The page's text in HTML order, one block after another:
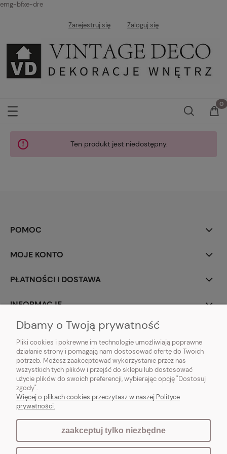
emg-bfxe-dre
Zarejestruj się Zaloguj się
Ten produkt jest niedostępny.
POMOC
MOJE KONTO
PŁATNOŚCI I DOSTAWA
INFORMACJE
O NAS
Vintagedeco.pl - sklep internetowy - meble i artykuły dekoracyjne do domu
i ogrodu w stylu vintage, skandynawskim, prowansalskim, boho, shabby
chic, industrialnym i loft.
Dbamy o Twoją prywatność
Pliki cookies i pokrewne im technologie umożliwiają poprawne
działanie strony i pomagają nam dostosować ofertę do Twoich
potrzeb. Możesz zaakceptować wykorzystanie przez nas
wszystkich tych plików i przejść do sklepu lub dostosować
użycie plików do swoich preferencji, wybierając opcję "Dostosuj
zgody".
Więcej o plikach cookies przeczytasz w naszej Polityce
prywatności.
zaakceptuj tylko niezbędne